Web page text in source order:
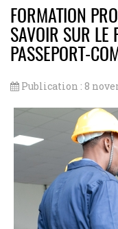
FORMATION
SAVOIR SUR LE
PASSEPORT-
Publication : 8